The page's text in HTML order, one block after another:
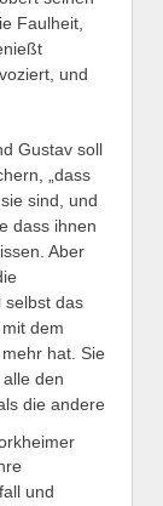
Faulheit,
und
Gustav soll
„dass
sind, und
dass ihnen
Aber
selbst das
dem
hat. Sie
den
die andere
und